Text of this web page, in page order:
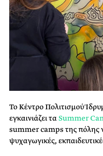
Το Κέντρο Πολιτισμού
εγκαινιάζει ταSummer
summer camps της πόλης
ψυχαγωγικές,